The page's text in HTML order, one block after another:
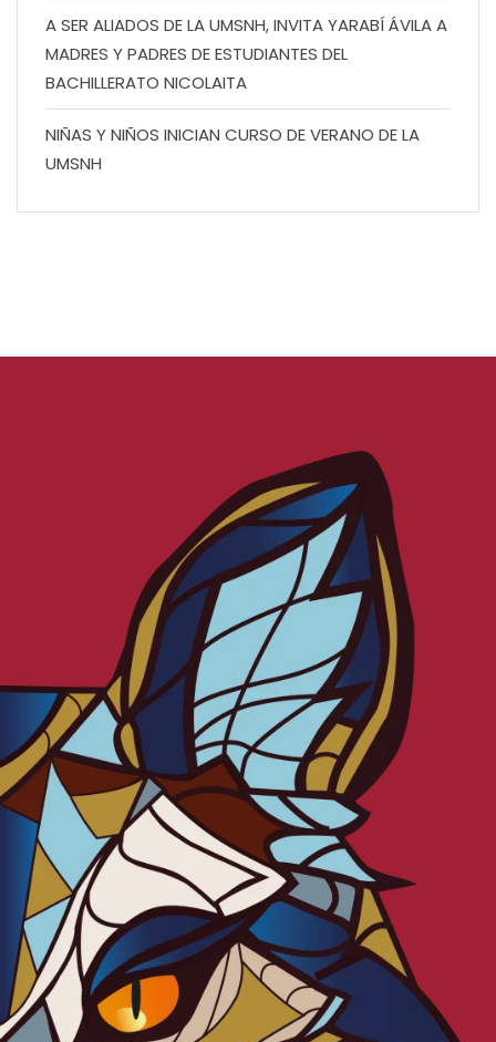
A SER ALIADOS DE LA UMSNH, INVITA YARABÍ ÁVILA A
MADRES Y PADRES DE ESTUDIANTES DEL
BACHILLERATO NICOLAITA
NIÑAS Y NIÑOS INICIAN CURSO DE VERANO DE LA
UMSNH